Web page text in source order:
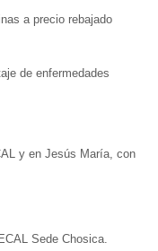
a precio rebajado
de enfermedades
y en Jesús María, con
Sede Chosica.